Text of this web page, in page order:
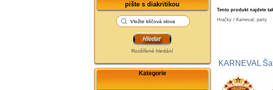
pište s diakritikou
Rozšířené hledání
Kategorie
Tento produkt najdete
Hračky / Karneval, party
KARNEVAL